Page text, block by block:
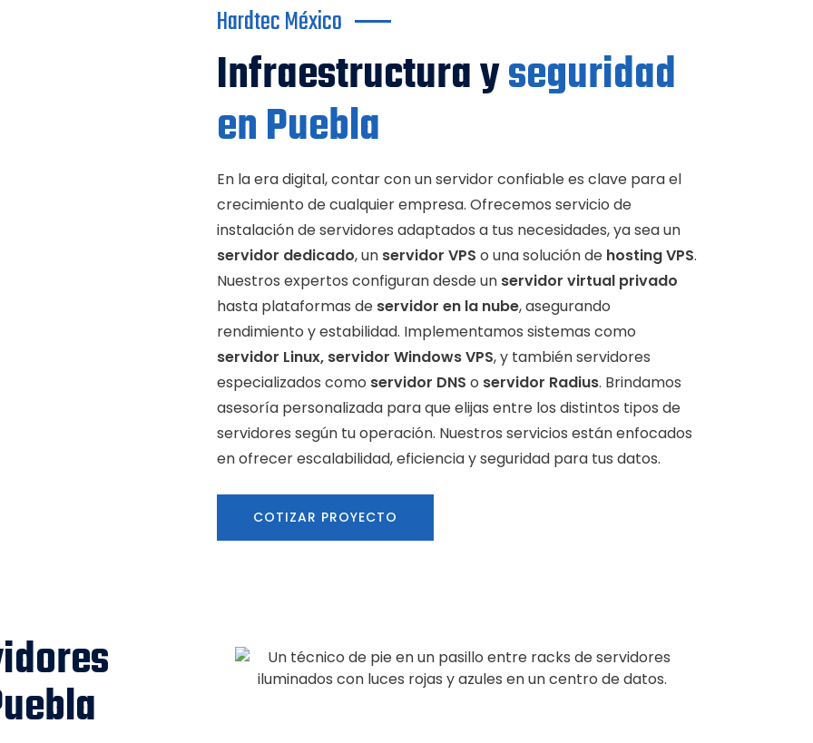
Hardtec México
Infraestructura yseguridad
en Puebla
En la era digital, contar con un servidor confiable es clave para el
crecimiento de cualquier empresa. Ofrecemos servicio de
instalación de servidores adaptados a tus necesidades, ya sea un
servidor dedicado, un servidor VPS o una solución de hosting VPS.
Nuestros expertos configuran desde un servidor virtual privado
hasta plataformas de servidor en la nube, asegurando
rendimiento y estabilidad. Implementamos sistemas como
servidor Linux, servidor Windows VPS, y también servidores
especializados como servidor DNS o servidor Radius. Brindamos
asesoría personalizada para que elijas entre los distintos tipos de
servidores según tu operación. Nuestros servicios están enfocados
en ofrecer escalabilidad, eficiencia y seguridad para tus datos.
COTIZAR PROYECTO